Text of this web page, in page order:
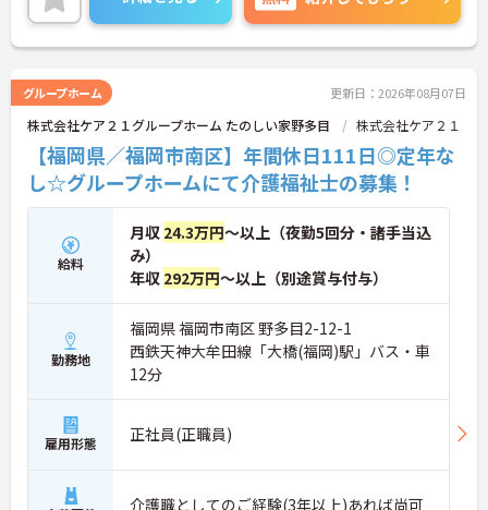
に詳細をご案内しますのでお気軽にご相談くださ
い！
グループホーム 更新日：2026年08月07日
株式会社ケア２１グループホーム たのしい家野多目 株式会社ケア２１
【福岡県／福岡市南区】年間休日111日◎定年な
し☆グループホームにて介護福祉士の募集！
給料
月収 24.3万円～以上（夜勤5回分・諸手当込
み）
年収 292万円～以上（別途賞与付与）
勤務地
福岡県 福岡市南区 野多目2-12-1
西鉄天神大牟田線「大橋(福岡)駅」バス・車
12分
雇用形態 正社員(正職員)
介護職としてのご経験(3年以上)あれば尚可